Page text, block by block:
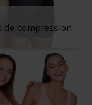
de compression